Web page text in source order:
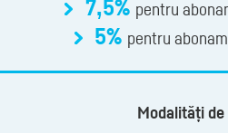
7,5% pentru
5% pentru
Modalități de